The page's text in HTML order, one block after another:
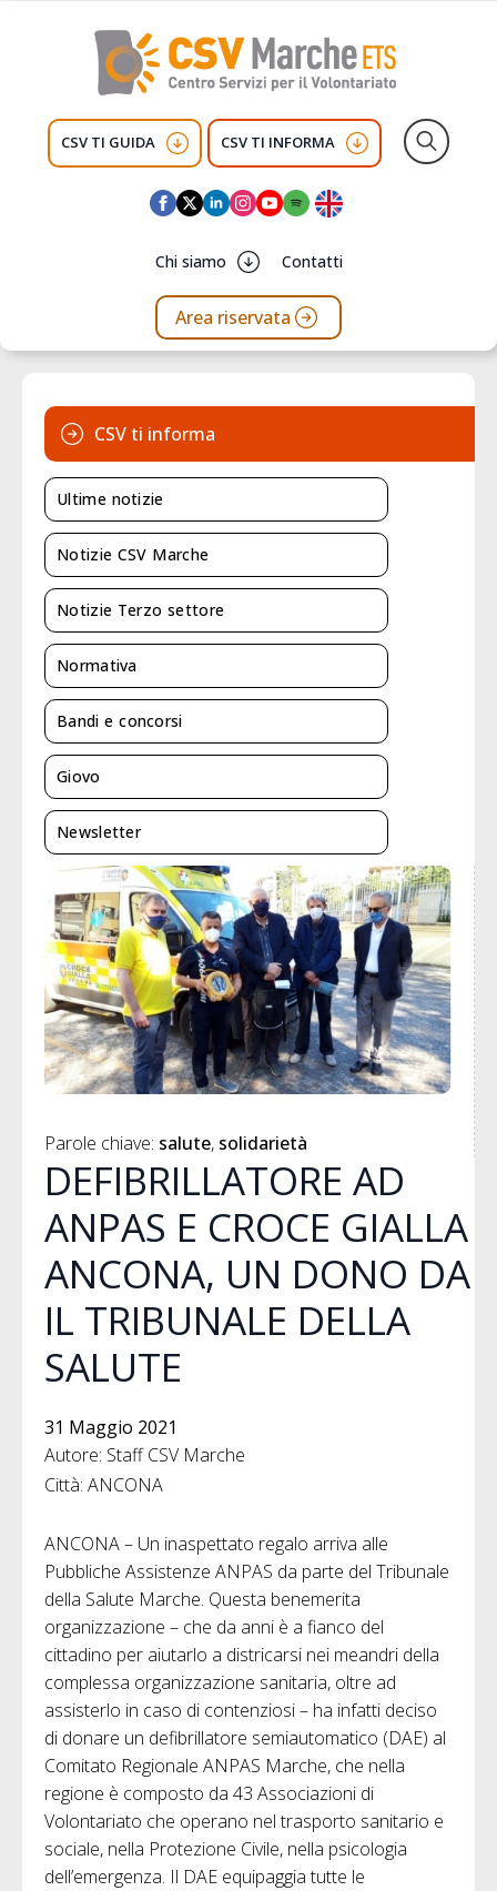
CSV TI GUIDA CSV TI INFORMA
Chi siamo Contatti
Area riservata
Parole chiave: salute solidarietà
DEFIBRILLATORE AD
ANPAS E CROCE GIALLA
ANCONA, UN DONO DA
IL TRIBUNALE DELLA
SALUTE
31 Maggio 2021
Autore: Staff CSV Marche
Città: ANCONA
ANCONA – Un inaspettato regalo arriva alle
Pubbliche Assistenze ANPAS da parte del Tribunale
della Salute Marche. Questa benemerita
organizzazione – che da anni è a fianco del
cittadino per aiutarlo a districarsi nei meandri della
complessa organizzazione sanitaria, oltre ad
assisterlo in caso di contenziosi – ha infatti deciso
di donare un defibrillatore semiautomatico (DAE) al
Comitato Regionale ANPAS Marche, che nella
regione è composto da 43 Associazioni di
Volontariato che operano nel trasporto sanitario e
sociale, nella Protezione Civile, nella psicologia
dell’emergenza. Il DAE equipaggia tutte le
CSV ti informa
Ultime notizie
Notizie CSV Marche
Notizie Terzo settore
Normativa
Bandi e concorsi
Giovo
Newsletter